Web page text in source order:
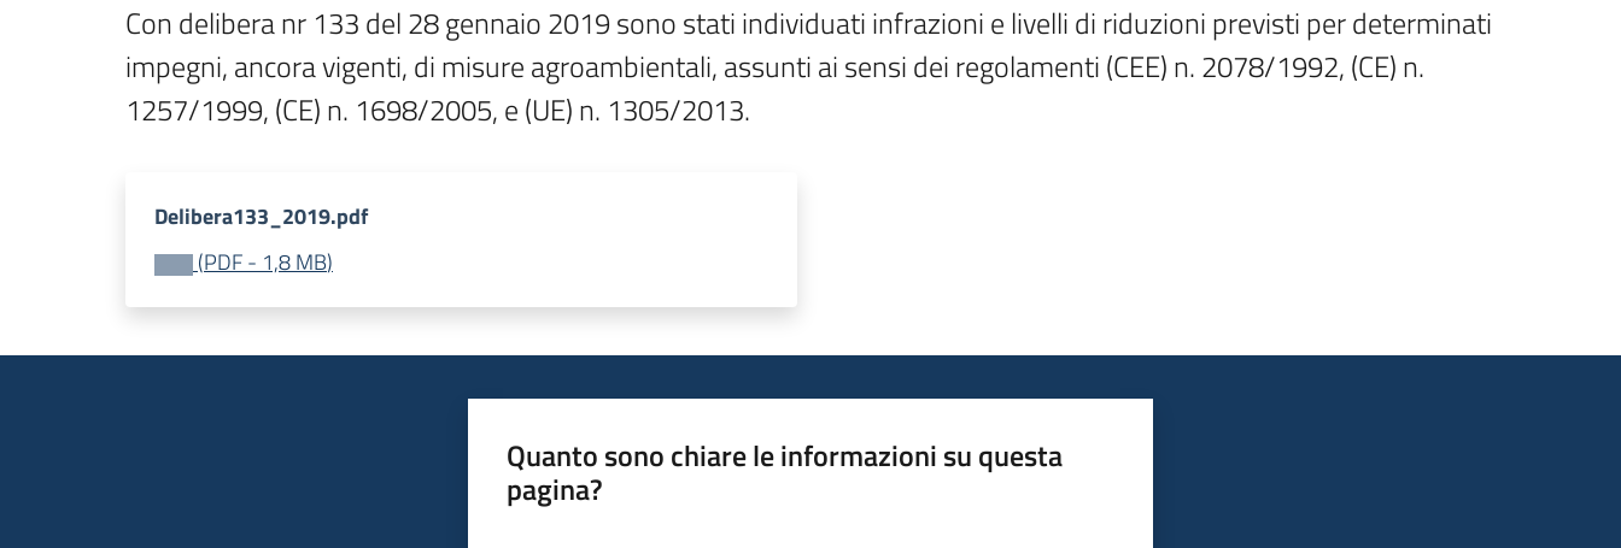
Con delibera nr 133 del 28 gennaio 2019 sono stati individuati infrazioni e livelli di riduzioni previsti per determinati
impegni, ancora vigenti, di misure agroambientali, assunti ai sensi dei regolamenti (CEE) n. 2078/1992, (CE) n.
1257/1999, (CE) n. 1698/2005, e (UE) n. 1305/2013.
Delibera133_2019.pdf
(PDF- 1,8 MB)
Quanto sono chiare le informazioni su questa
pagina?